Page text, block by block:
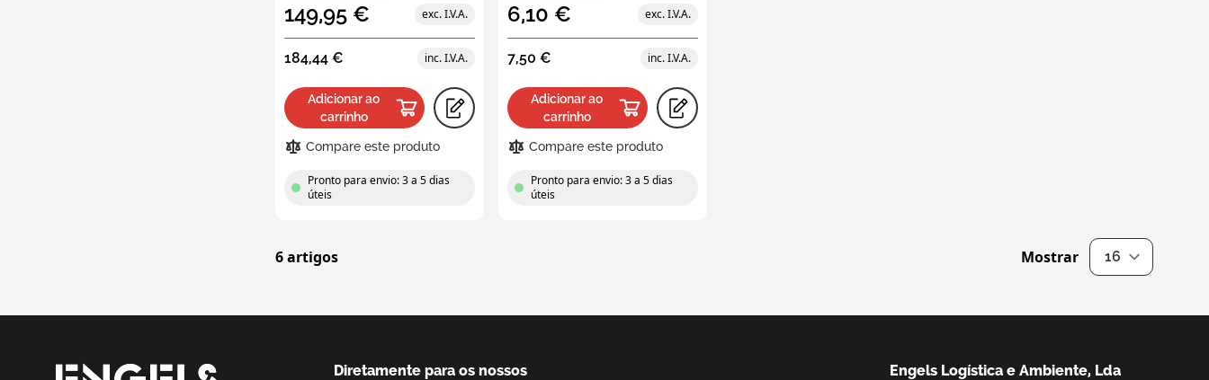
149,95 €
184,44 €
Adicionar ao
carrinho
Compare este produto
Pronto para envio: 3 a 5 dias
úteis
6,10 €
7,50 €
Adicionar ao
carrinho
Compare este produto
Pronto para envio: 3 a 5 dias
úteis
6artigos Mostrar
Diretamente para os nossos
Engels Logística e Ambiente, Lda